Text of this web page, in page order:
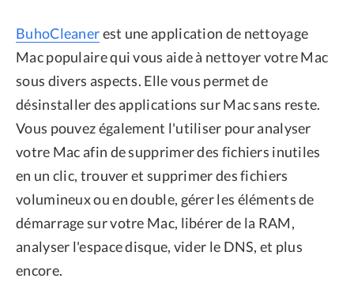
BuhoCleanerest une application de nettoyage
Mac populaire qui vous aide à nettoyer votre Mac
sous divers aspects. Elle vous permet de
désinstaller des applications sur Mac sans reste.
Vous pouvez également l'utiliser pour analyser
votre Mac afin de supprimer des fichiers inutiles
en un clic, trouver et supprimer des fichiers
volumineux ou en double, gérer les éléments de
démarrage sur votre Mac, libérer de la RAM,
analyser l'espace disque, vider le DNS, et plus
encore.